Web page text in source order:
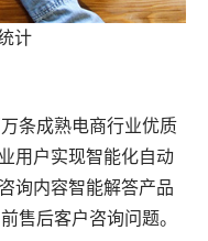
计
条成熟电商行业优质
用户实现智能化自动
询内容智能解答产品
售后客户咨询问题。